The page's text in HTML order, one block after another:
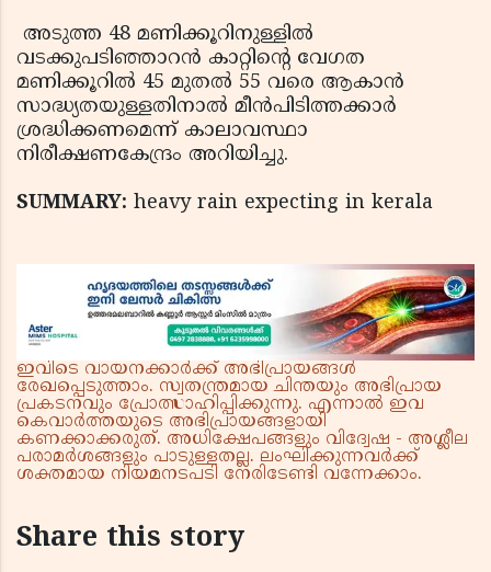
അടുത്ത 48 മണിക്കൂറിനുള്ളില്‍
വടക്കുപടിഞ്ഞാറന്‍ കാറ്റിന്റെ വേഗത
മണിക്കൂറില്‍ 45 മുതല്‍ 55 വരെ ആകാന്‍
സാദ്ധ്യതയുള്ളതിനാല്‍ മീന്‍പിടിത്തക്കാര്‍
ശ്രദ്ധിക്കണമെന്ന് കാലാവസ്ഥാ
നിരീക്ഷണകേന്ദ്രം അറിയിച്ചു.
SUMMARY: heavy rain expecting in kerala
ഇവിടെ വായനക്കാർക്ക് അഭിപ്രായങ്ങൾ
രേഖപ്പെടുത്താം. സ്വതന്ത്രമായ ചിന്തയും അഭിപ്രായ
പ്രകടനവും പ്രോത്സാഹിപ്പിക്കുന്നു. എന്നാൽ ഇവ
കെവാർത്തയുടെ അഭിപ്രായങ്ങളായി
കണക്കാക്കരുത്. അധിക്ഷേപങ്ങളും വിദ്വേഷ - അശ്ലീല
പരാമർശങ്ങളും പാടുള്ളതല്ല. ലംഘിക്കുന്നവർക്ക്
ശക്തമായ നിയമനടപടി നേരിടേണ്ടി വന്നേക്കാം.
Share this story